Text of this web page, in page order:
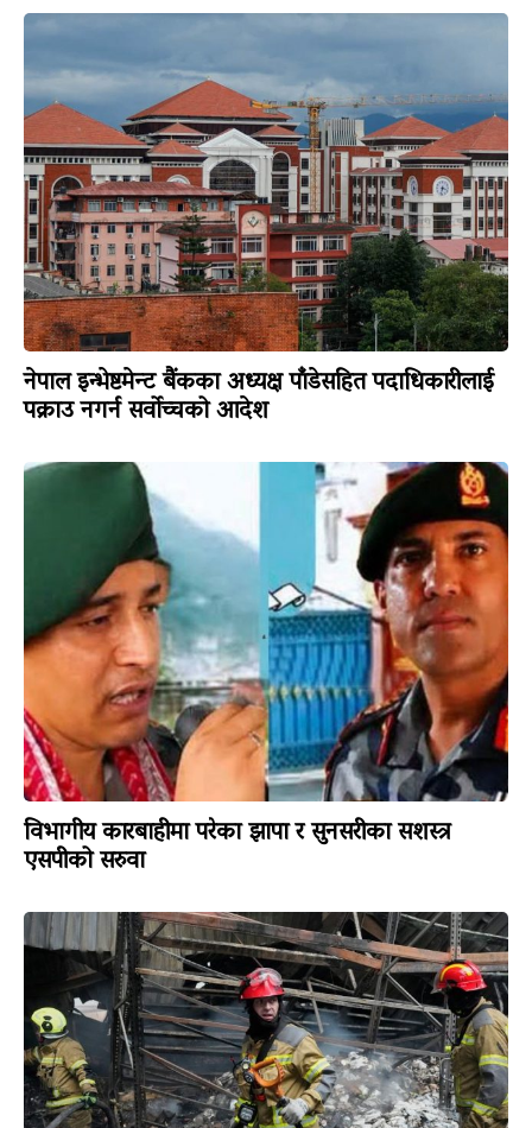
नेपाल इन्भेष्टमेन्ट बैंकका अध्यक्ष पाँडेसहित पदाधिकारीलाई
पक्राउ नगर्न सर्वोच्चको आदेश
विभागीय कारबाहीमा परेका झापा र सुनसरीका सशस्त्र
एसपीको सरुवा